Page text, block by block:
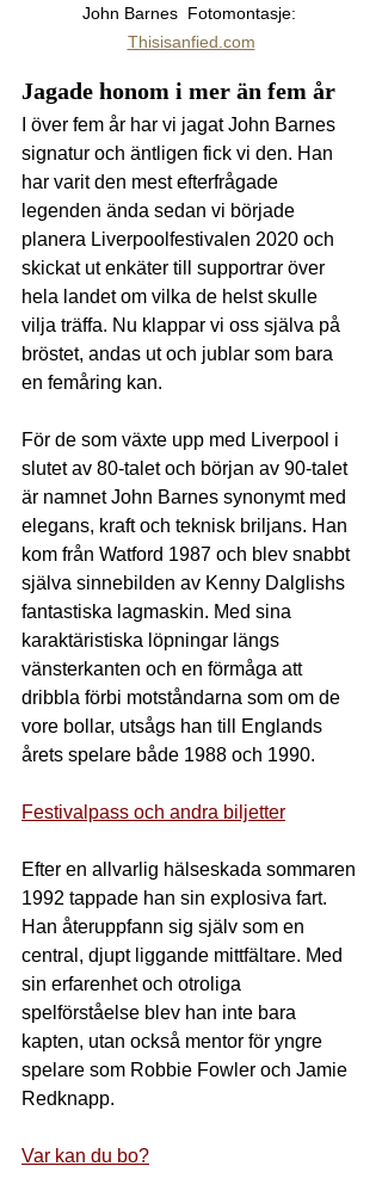
John Barnes  Fotomontasje:
Thisisanfied.com
Jagade honom i mer än fem år
I över fem år har vi jagat John Barnes
signatur och äntligen fick vi den. Han
har varit den mest efterfrågade
legenden ända sedan vi började
planera Liverpoolfestivalen 2020 och
skickat ut enkäter till supportrar över
hela landet om vilka de helst skulle
vilja träffa. Nu klappar vi oss själva på
bröstet, andas ut och jublar som bara
en femåring kan.
För de som växte upp med Liverpool i
slutet av 80-talet och början av 90-talet
är namnet John Barnes synonymt med
elegans, kraft och teknisk briljans. Han
kom från Watford 1987 och blev snabbt
själva sinnebilden av Kenny Dalglishs
fantastiska lagmaskin. Med sina
karaktäristiska löpningar längs
vänsterkanten och en förmåga att
dribbla förbi motståndarna som om de
vore bollar, utsågs han till Englands
årets spelare både 1988 och 1990.
Festivalpass och andra biljetter
Efter en allvarlig hälseskada sommaren
1992 tappade han sin explosiva fart.
Han återuppfann sig själv som en
central, djupt liggande mittfältare. Med
sin erfarenhet och otroliga
spelförståelse blev han inte bara
kapten, utan också mentor för yngre
spelare som Robbie Fowler och Jamie
Redknapp.
Var kan du bo?